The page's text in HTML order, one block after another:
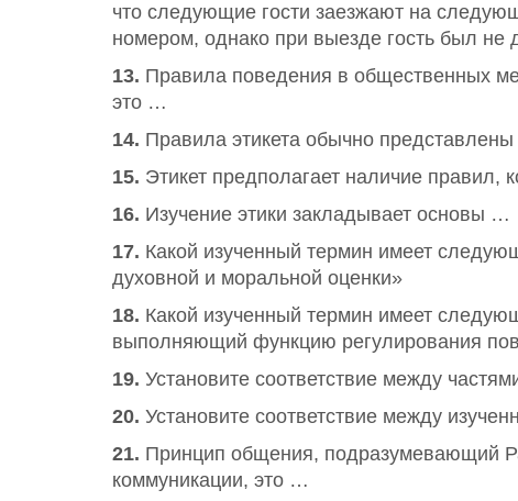
что следующие гости заезжают на
номером, однако при выезде гость был не
13. Правила поведения в общественных
это …
14. Правила этикета обычно представлены
15. Этикет предполагает наличие
16. Изучение этики закладывает основы …
17. Какой изученный термин имеет
духовной и моральной оценки»
18. Какой изученный термин имеет
выполняющий функцию регулирования
19. Установите соответствие между
20. Установите соответствие между
21. Принцип общения, подразумевающий
коммуникации, это …